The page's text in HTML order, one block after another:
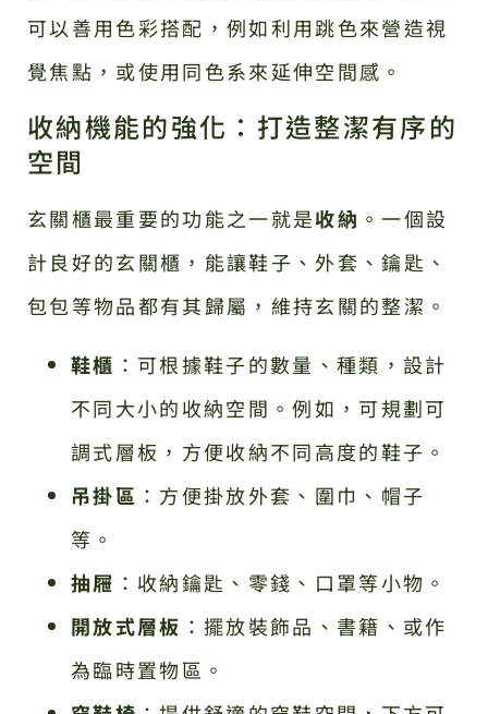
可以善用色彩搭配，例如利用跳色來營造視
覺焦點，或使用同色系來延伸空間感。
收納機能的強化：打造整潔有序的
空間
玄關櫃最重要的功能之一就是收納 。一個設
計良好的玄關櫃，能讓鞋子、外套、鑰匙、
包包等物品都有其歸屬，維持玄關的整潔。
鞋櫃 ：可根據鞋子的數量、種類，設計
不同大小的收納空間。例如，可規劃可
調式層板，方便收納不同高度的鞋子。
吊掛區 ：方便掛放外套、圍巾、帽子
等。
抽屜 ：收納鑰匙、零錢、口罩等小物。
開放式層板 ：擺放裝飾品、書籍、或作
為臨時置物區。